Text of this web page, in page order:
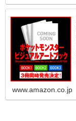
www.amazon.co.jp